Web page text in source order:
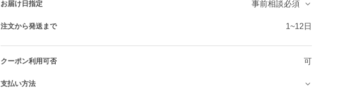
お届け日指定 事前相談必須
注文から発送まで 1~12日
クーポン利用可否 可
支払い方法